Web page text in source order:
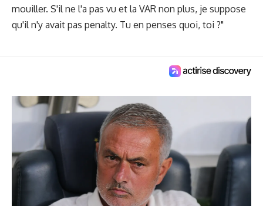
mouiller. S'il ne l'a pas vu et la VAR non plus, je suppose
qu'il n'y avait pas penalty. Tu en penses quoi, toi ?"